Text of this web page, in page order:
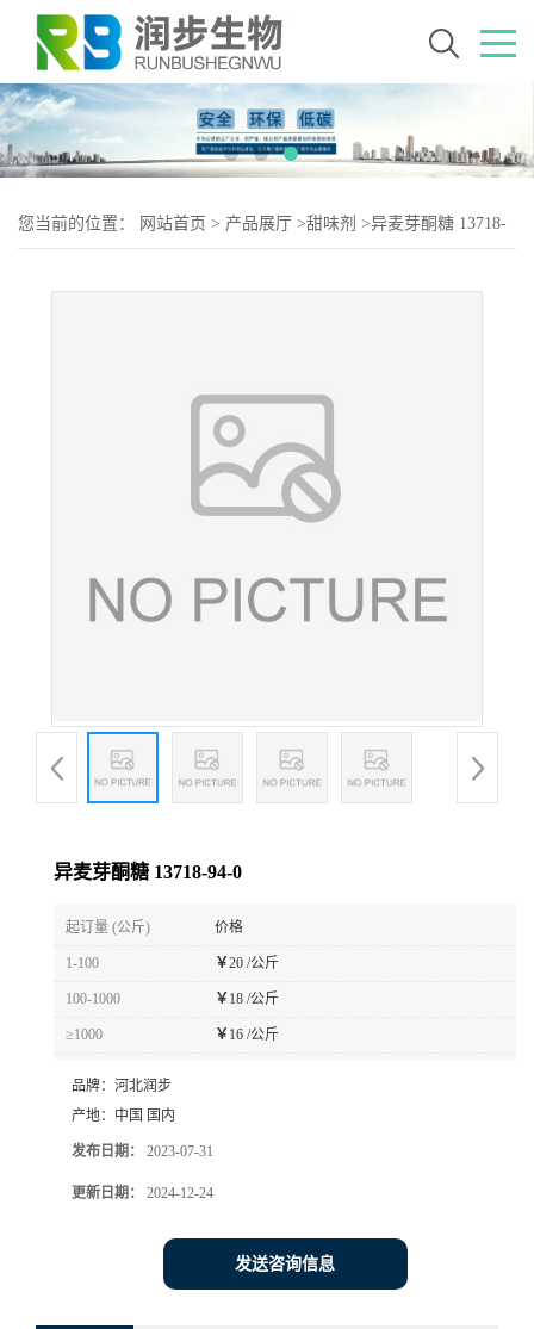
您当前的位置： 网站首页 > 产品展厅 >甜味剂 >异麦芽酮糖 13718-
异麦芽酮糖 13718-94-0
起订量 (公斤) 价格
1-100 ￥20 /公斤
100-1000 ￥18 /公斤
≥1000 ￥16 /公斤
品牌： 河北润步
产地： 中国 国内
发布日期： 2023-07-31
更新日期： 2024-12-24
发送咨询信息